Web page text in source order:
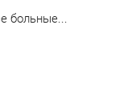
больные...